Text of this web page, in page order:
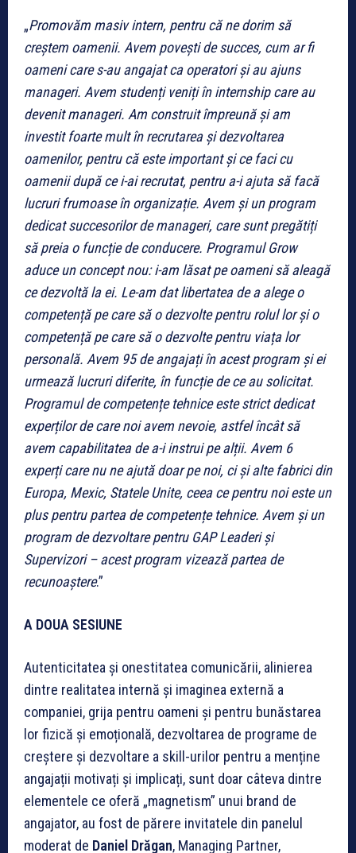
„Promovăm masiv intern, pentru că ne dorim să
creștem oamenii. Avem povești de succes, cum ar fi
oameni care s-au angajat ca operatori și au ajuns
manageri. Avem studenți veniți în internship care au
devenit manageri. Am construit împreună și am
investit foarte mult în recrutarea și dezvoltarea
oamenilor, pentru că este important și ce faci cu
oamenii după ce i-ai recrutat, pentru a-i ajuta să facă
lucruri frumoase în organizație. Avem și un program
dedicat succesorilor de manageri, care sunt pregătiți
să preia o funcție de conducere. Programul Grow
aduce un concept nou: i-am lăsat pe oameni să aleagă
ce dezvoltă la ei. Le-am dat libertatea de a alege o
competență pe care să o dezvolte pentru rolul lor și o
competență pe care să o dezvolte pentru viața lor
personală. Avem 95 de angajați în acest program și ei
urmează lucruri diferite, în funcție de ce au solicitat.
Programul de competențe tehnice este strict dedicat
experților de care noi avem nevoie, astfel încât să
avem capabilitatea de a-i instrui pe alții. Avem 6
experți care nu ne ajută doar pe noi, ci și alte fabrici din
Europa, Mexic, Statele Unite, ceea ce pentru noi este un
plus pentru partea de competențe tehnice. Avem și un
program de dezvoltare pentru GAP Leaderi și
Supervizori – acest program vizează partea de
recunoaștere.”
A DOUA SESIUNE
Autenticitatea și onestitatea comunicării, alinierea
dintre realitatea internă și imaginea externă a
companiei, grija pentru oameni și pentru bunăstarea
lor fizică și emoțională, dezvoltarea de programe de
creștere și dezvoltare a skill-urilor pentru a menține
angajații motivați și implicați, sunt doar câteva dintre
elementele ce oferă „magnetism” unui brand de
angajator, au fost de părere invitatele din panelul
moderat de Daniel Drăgan, Managing Partner,